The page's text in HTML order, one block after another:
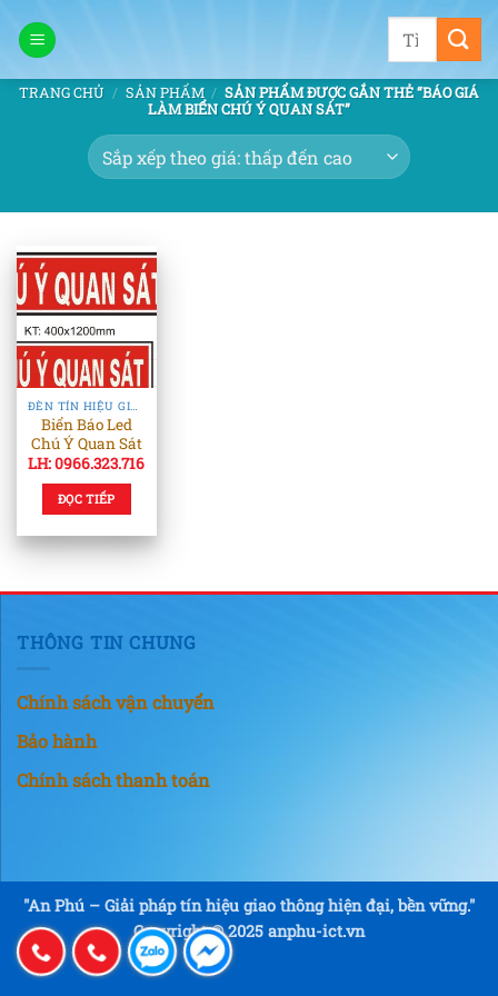
qua
dung
Tìm
TRANG CHỦ / SẢN PHẨM / SẢN PHẨM ĐƯỢC GẮN THẺ “BÁO GIÁ
LÀM BIỂN CHÚ Ý QUAN SÁT”
ĐÈN TÍN HIỆU GIAO THÔNG
Biển Báo Led
Chú Ý Quan Sát
LH: 0966.323.716
ĐỌC TIẾP
THÔNG TIN CHUNG
Chính sách vận chuyển
Bảo hành
Chính sách thanh toán
"An Phú – Giải pháp tín hiệu giao thông hiện đại, bền vững."
Copyright © 2025 anphu-ict.vn